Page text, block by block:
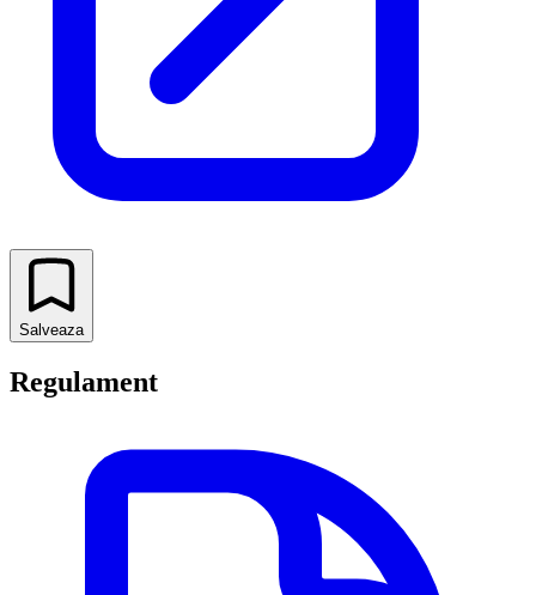
Salveaza
Regulament